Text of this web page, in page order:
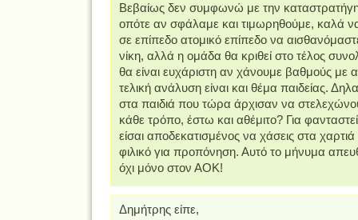
Βεβαίως δεν συμφωνώ με την
οπότε αν σφάλαμε και τιμωρηθούμε, καλά
σε επίπεδο ατομικό επίπεδο να
νίκη, αλλά η ομάδα θα κριθεί στο τέλος
θα είναι ευχάριστη αν χάνουμε βαθμούς με
τελική ανάλυση είναι και θέμα παιδείας.
στα παιδιά που τώρα άρχισαν να
κάθε τρόπο, έστω και αθέμιτο? Για
είσαι αποδεκατισμένος να χάσεις στα χαρτιά
φιλικό για προπόνηση. Αυτό το μήνυμα
όχι μόνο στον ΑΟΚ!
Δημήτρης είπε,